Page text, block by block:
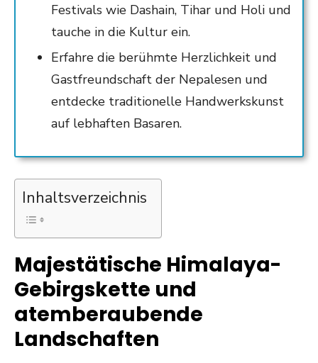
Festivals wie Dashain, Tihar und Holi und
tauche in die Kultur ein.
Erfahre die berühmte Herzlichkeit und
Gastfreundschaft der Nepalesen und
entdecke traditionelle Handwerkskunst
auf lebhaften Basaren.
Inhaltsverzeichnis
Majestätische Himalaya-
Gebirgskette und
atemberaubende
Landschaften